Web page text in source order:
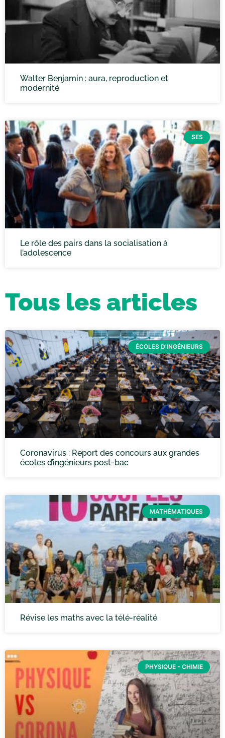
Walter Benjamin : aura, reproduction et
modernité
SES
Le rôle des pairs dans la socialisation à
l’adolescence
Tous les articles
ÉCOLES D'INGÉNIEURS
Coronavirus : Report des concours aux grandes
écoles d’ingénieurs post-bac
MATHÉMATIQUES
Révise les maths avec la télé-réalité
PHYSIQUE - CHIMIE